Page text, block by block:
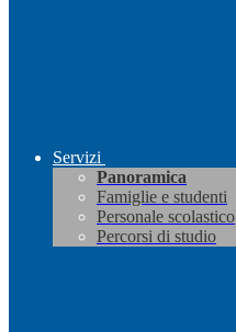
Servizi
Panoramica
Famiglie e studenti
Personale scolastico
Percorsi di studio